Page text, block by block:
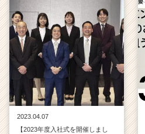
2023.04.07
【2023年度入社式を開催しまし